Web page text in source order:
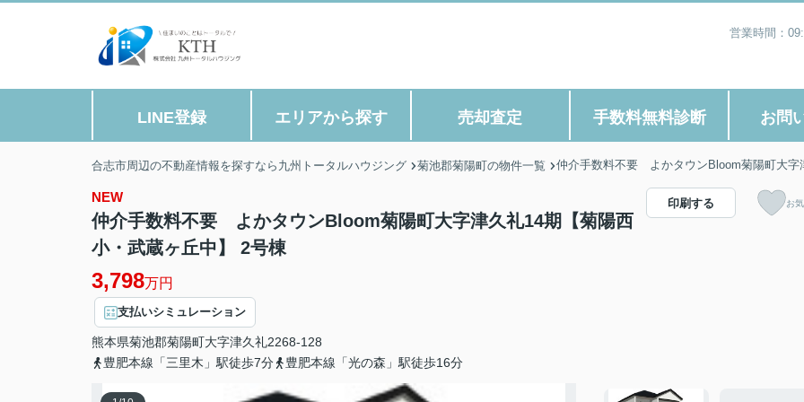
営業時間：
LINE登録 エリアから探す 売却査定 手数料無料診断 お問
合志市周辺の不動産情報を探すなら九州トータルハウジング 菊池郡菊陽町の物件一覧 仲介手数料不要 よかタウンBloom菊陽町大字
NEW
仲介手数料不要 よかタウンBloom菊陽町大字津久礼14期【菊陽西
小・武蔵ヶ丘中】 2号棟
3,798万円
支払いシミュレーション
熊本県菊池郡菊陽町大字津久礼2268-128
豊肥本線「三里木」駅徒歩7分
豊肥本線「光の森」駅徒歩16分
印刷する お